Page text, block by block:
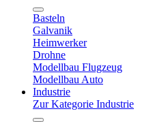
Basteln
Galvanik
Heimwerker
Drohne
Modellbau Flugzeug
Modellbau Auto
Industrie
Zur Kategorie Industrie